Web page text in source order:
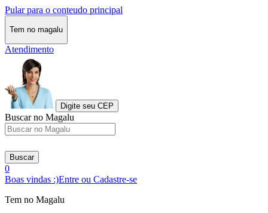
Pular para o conteudo principal
Tem no magalu
Atendimento
Digite seu CEP
Buscar no Magalu
Buscar
0
Boas vindas :)Entre ou Cadastre-se
Tem no Magalu